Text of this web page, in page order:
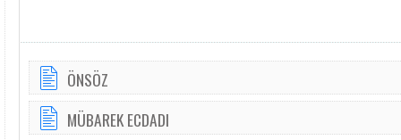
ÖNSÖZ
MÜBAREK ECDADI